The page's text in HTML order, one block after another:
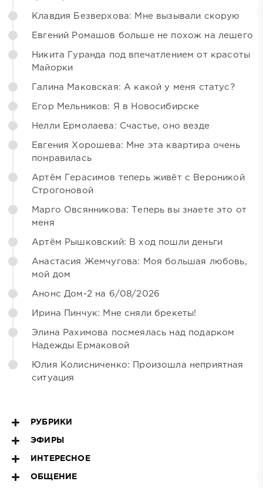
Клавдия Безверхова: Мне вызывали скорую
Евгений Ромашов больше не похож на лешего
Никита Гуранда под впечатлением от красоты
Майорки
Галина Маковская: А какой у меня статус?
Егор Мельников: Я в Новосибирске
Нелли Ермолаева: Счастье, оно везде
Евгения Хорошева: Мне эта квартира очень
понравилась
Артём Герасимов теперь живёт с Вероникой
Строгоновой
Марго Овсянникова: Теперь вы знаете это от
меня
Артём Рышковский: В ход пошли деньги
Анастасия Жемчугова: Моя большая любовь,
мой дом
Анонс Дом-2 на 6/08/2026
Ирина Пинчук: Мне сняли брекеты!
Элина Рахимова посмеялась над подарком
Надежды Ермаковой
Юлия Колисниченко: Произошла неприятная
ситуация
РУБРИКИ
ЭФИРЫ
ИНТЕРЕСНОЕ
ОБЩЕНИЕ